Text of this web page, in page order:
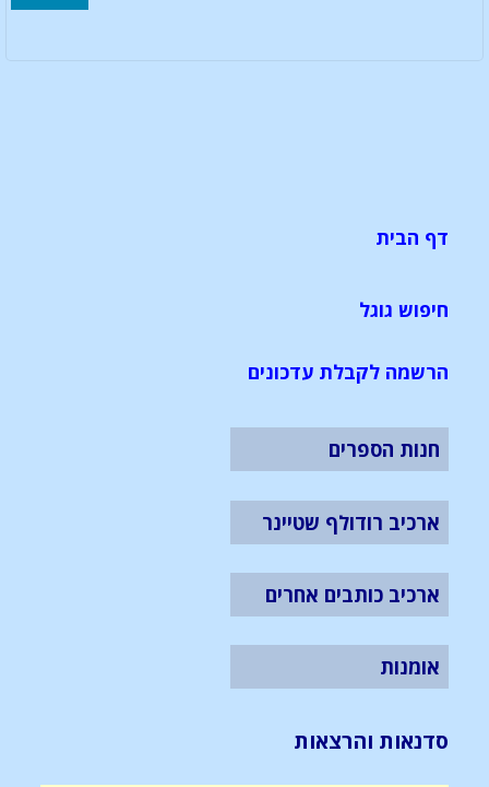
דף הבית
חיפוש גוגל
הרשמה לקבלת עדכונים
חנות הספרים
ארכיב רודולף שטיינר
ארכיב כותבים אחרים
אומנות
סדנאות והרצאות